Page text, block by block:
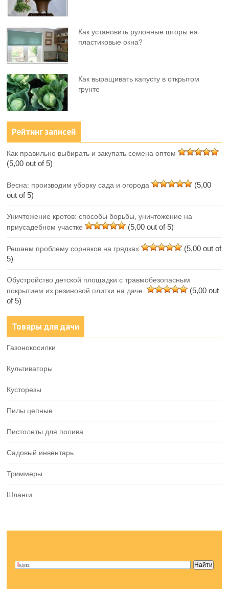
Как установить рулонные шторы на
пластиковые окна?
Как выращивать капусту в открытом
грунте
Рейтинг записей
Как правильно выбирать и закупать семена оптом
(5,00 out of 5)
Весна: производим уборку сада и огорода
(5,00
out of 5)
Уничтожение кротов: способы борьбы, уничтожение на
приусадебном участке
(5,00 out of 5)
Решаем проблему сорняков на грядках
(5,00 out of
5)
Обустройство детской площадки с травмобезопасным
покрытием из резиновой плитки на даче.
(5,00 out
of 5)
Товары для дачи
Газонокосилки
Культиваторы
Кусторезы
Пилы цепные
Пистолеты для полива
Садовый инвентарь
Триммеры
Шланги